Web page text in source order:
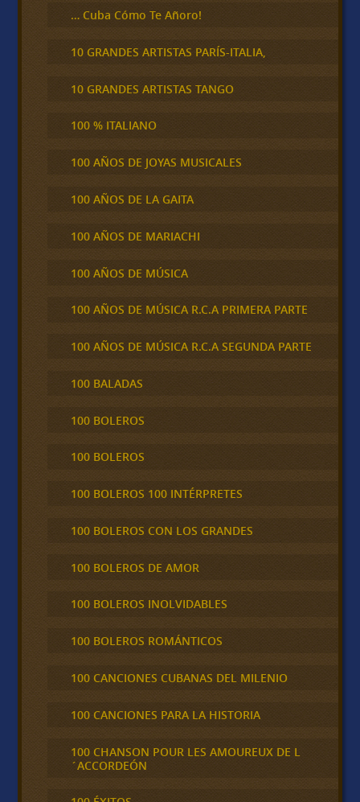
… Cuba Cómo Te Añoro!
10 GRANDES ARTISTAS PARÍS-ITALIA,
10 GRANDES ARTISTAS TANGO
100 % ITALIANO
100 AÑOS DE JOYAS MUSICALES
100 AÑOS DE LA GAITA
100 AÑOS DE MARIACHI
100 AÑOS DE MÚSICA
100 AÑOS DE MÚSICA R.C.A PRIMERA PARTE
100 AÑOS DE MÚSICA R.C.A SEGUNDA PARTE
100 BALADAS
100 BOLEROS
100 BOLEROS
100 BOLEROS 100 INTÉRPRETES
100 BOLEROS CON LOS GRANDES
100 BOLEROS DE AMOR
100 BOLEROS INOLVIDABLES
100 BOLEROS ROMÁNTICOS
100 CANCIONES CUBANAS DEL MILENIO
100 CANCIONES PARA LA HISTORIA
100 CHANSON POUR LES AMOUREUX DE L
´ACCORDEÓN